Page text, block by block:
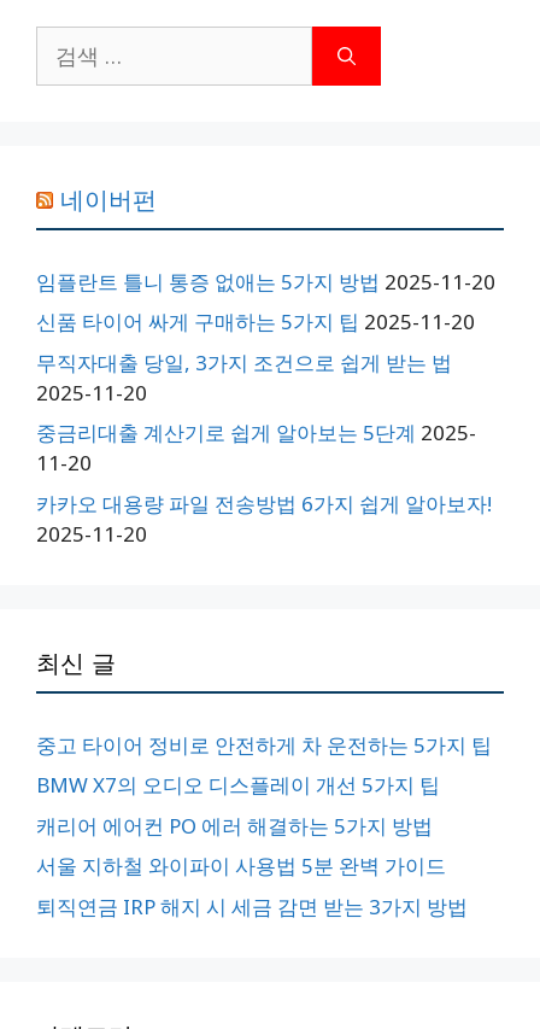
색:
네이버펀
임플란트 틀니 통증 없애는 5가지 방법 2025-11-20
신품 타이어 싸게 구매하는 5가지 팁 2025-11-20
무직자대출 당일, 3가지 조건으로 쉽게 받는 법
2025-11-20
중금리대출 계산기로 쉽게 알아보는 5단계 2025-
11-20
카카오 대용량 파일 전송방법 6가지 쉽게 알아보자!
2025-11-20
최신 글
중고 타이어 정비로 안전하게 차 운전하는 5가지 팁
BMW X7의 오디오 디스플레이 개선 5가지 팁
캐리어 에어컨 PO 에러 해결하는 5가지 방법
서울 지하철 와이파이 사용법 5분 완벽 가이드
퇴직연금 IRP 해지 시 세금 감면 받는 3가지 방법